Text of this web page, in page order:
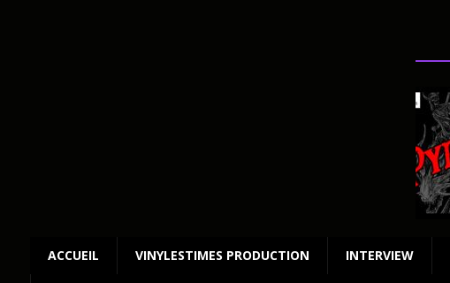
ACCUEIL VINYLESTIMES PRODUCTION INTERVIEW